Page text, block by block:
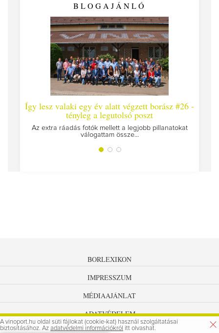
BLOGAJÁNLÓ
Így lesz valaki egy év alatt végzett borász #26 -
tényleg a legutolsó poszt
Az extra ráadás fotók mellett a legjobb pillanatokat
válogattam össze...
BORLEXIKON
IMPRESSZUM
MÉDIAAJÁNLAT
ADATVÉDELEM
A vinoport.hu oldal süti fájlokat (cookie-kat) használ szolgáltatásai
biztosításához. Az adatvédelmi információkról itt olvashat.